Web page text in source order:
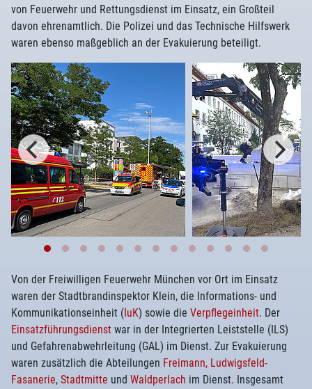
von Feuerwehr und Rettungsdienst im Einsatz, ein Großteil
davon ehrenamtlich. Die Polizei und das Technische Hilfswerk
waren ebenso maßgeblich an der Evakuierung beteiligt.
Von der Freiwilligen Feuerwehr München vor Ort im Einsatz
waren der Stadtbrandinspektor Klein, die Informations- und
Kommunikationseinheit (IuK) sowie die Verpflegeinheit. Der
Einsatzführungsdienst war in der Integrierten Leiststelle (ILS)
und Gefahrenabwehrleitung (GAL) im Dienst. Zur Evakuierung
waren zusätzlich die Abteilungen Freimann, Ludwigsfeld-
Fasanerie, Stadtmitte und Waldperlach im Dienst. Insgesamt